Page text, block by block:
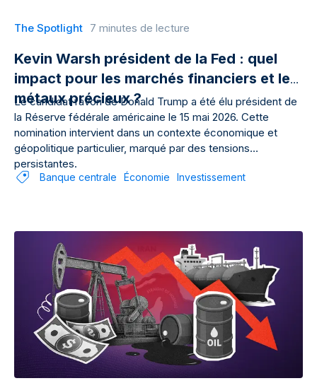
The Spotlight 7 minutes de lecture
Kevin Warsh président de la Fed : quel
impact pour les marchés financiers et les
métaux précieux ?
Le candidat favori de Donald Trump a été élu président de
la Réserve fédérale américaine le 15 mai 2026. Cette
nomination intervient dans un contexte économique et
géopolitique particulier, marqué par des tensions
persistantes.
Banque centrale Économie Investissement